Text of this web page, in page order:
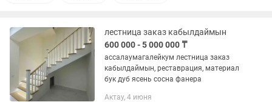
лестница заказ кабылдаймын
600 000 - 5 000 000 ₸
ассалаумагалейкум лестница заказ
кабылдаймын, реставрация, материал
бук дуб ясень сосна фанера
Актау, 4 июня